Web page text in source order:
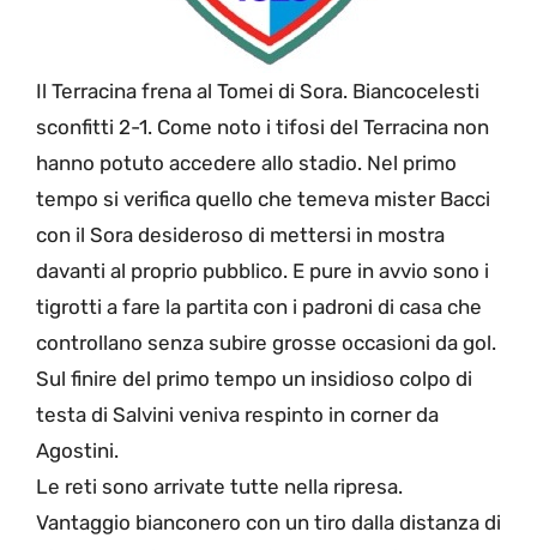
Il Terracina frena al Tomei di Sora. Biancocelesti
sconfitti 2-1. Come noto i tifosi del Terracina non
hanno potuto accedere allo stadio. Nel primo
tempo si verifica quello che temeva mister Bacci
con il Sora desideroso di mettersi in mostra
davanti al proprio pubblico. E pure in avvio sono i
tigrotti a fare la partita con i padroni di casa che
controllano senza subire grosse occasioni da gol.
Sul finire del primo tempo un insidioso colpo di
testa di Salvini veniva respinto in corner da
Agostini.
Le reti sono arrivate tutte nella ripresa.
Vantaggio bianconero con un tiro dalla distanza di